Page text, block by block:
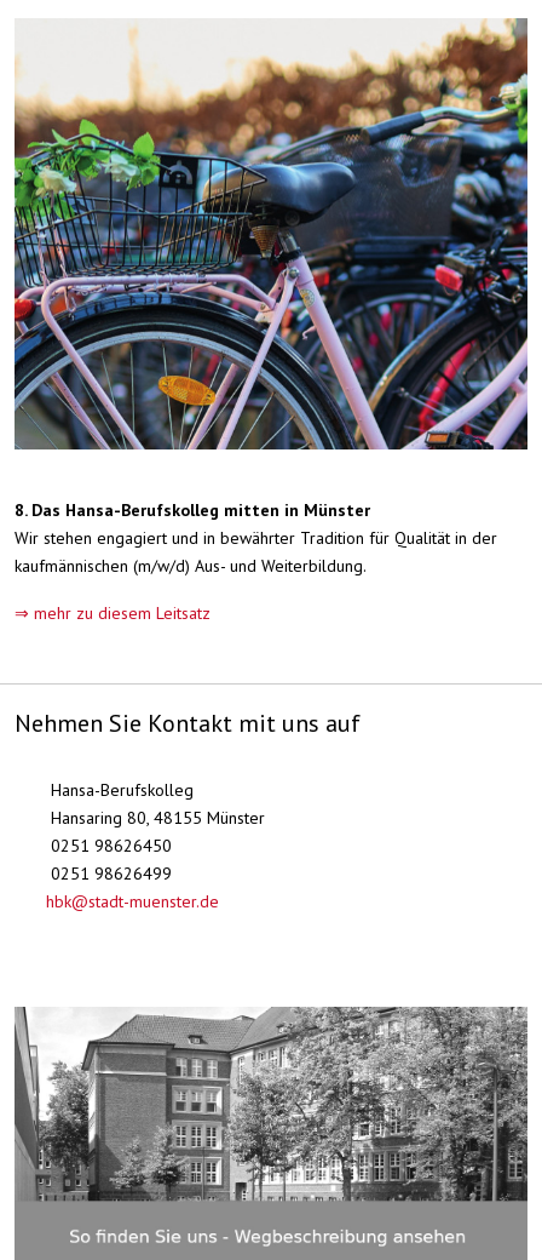
8. Das Hansa-Berufskolleg mitten in Münster
Wir stehen engagiert und in bewährter Tradition für Qualität in der
kaufmännischen (m/w/d) Aus- und Weiterbildung.
⇒ mehr zu diesem Leitsatz
Nehmen Sie Kontakt mit uns auf
Hansa-Berufskolleg
Hansaring 80, 48155 Münster
0251 98626450
0251 98626499
hbk@stadt-muenster.de